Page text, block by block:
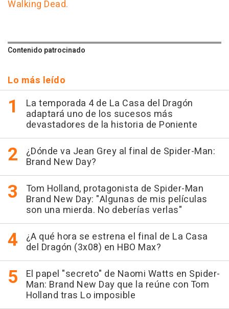
Walking Dead.
Contenido patrocinado
Lo más leído
La temporada 4 de La Casa del Dragón
adaptará uno de los sucesos más
devastadores de la historia de Poniente
¿Dónde va Jean Grey al final de Spider-Man:
Brand New Day?
Tom Holland, protagonista de Spider-Man
Brand New Day: "Algunas de mis películas
son una mierda. No deberías verlas"
¿A qué hora se estrena el final de La Casa
del Dragón (3x08) en HBO Max?
El papel "secreto" de Naomi Watts en Spider-
Man: Brand New Day que la reúne con Tom
Holland tras Lo imposible